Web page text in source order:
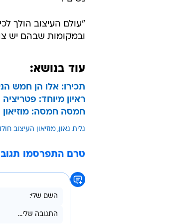
"עולם העיצוב הולך
ובמקומות שבהם יש
עוד בנושא:
תכירו: אלו הן חמש
ראיון מיוחד:
חמסה חמסה: מוזיאון
גלית גאון מוזיאון העיצוב חולון
טרם התפרסמו